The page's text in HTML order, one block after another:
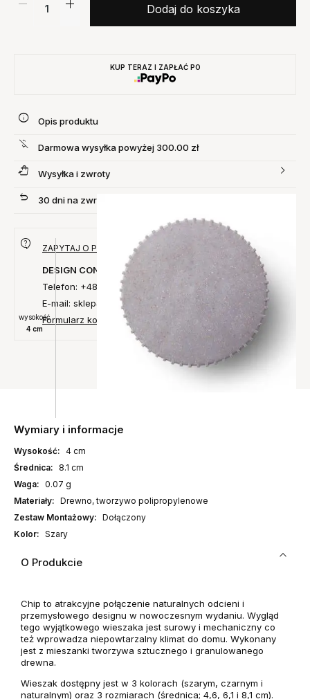
Dodaj do koszyka
KUP TERAZ I ZAPŁAĆ PO
Opis produktu
Darmowa wysyłka powyżej 300.00 zł
Wysyłka i zwroty
30 dni na zwrot produktu
ZAPYTAJ O PRODUKT
DESIGN CONCEPT
Telefon: +48 735 027 014
E-mail: sklep@designconcept.pl
Formularz kontaktowy
Wymiary i informacje
wysokość
4 cm
Wysokość: 4 cm
Średnica:
8.1 cm
Waga: 0.07 g
Materiały: Drewno, tworzywo polipropylenowe
Zestaw Montażowy: Dołączony
Kolor: Szary
O Produkcie
Chip to atrakcyjne połączenie naturalnych odcieni i
przemysłowego designu w nowoczesnym wydaniu. Wygląd
tego wyjątkowego wieszaka jest surowy i mechaniczny co
też wprowadza niepowtarzalny klimat do domu. Wykonany
jest z mieszanki tworzywa sztucznego i granulowanego
drewna.
Wieszak dostępny jest w 3 kolorach (szarym, czarnym i
naturalnym) oraz 3 rozmiarach (średnica; 4,6, 6,1 i 8,1 cm).